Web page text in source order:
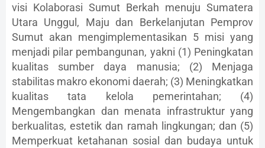
visi Kolaborasi Sumut Berkah menuju Sumatera
Utara Unggul, Maju dan Berkelanjutan Pemprov
Sumut akan mengimplementasikan 5 misi yang
menjadi pilar pembangunan, yakni (1) Peningkatan
kualitas sumber daya manusia; (2) Menjaga
stabilitas makro ekonomi daerah; (3) Meningkatkan
kualitas tata kelola pemerintahan; (4)
Mengembangkan dan menata infrastruktur yang
berkualitas, estetik dan ramah lingkungan; dan (5)
Memperkuat ketahanan sosial dan budaya untuk